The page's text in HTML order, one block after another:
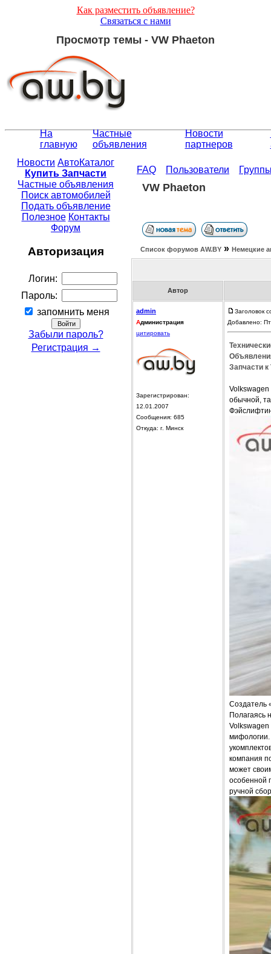
Как разместить объявление?
Связаться с нами
Просмотр темы - VW Phaeton
На
главную
Частные
объявления
Новости
партнеров
Новости АвтоКаталог
Купить Запчасти
Частные объявления
Поиск автомобилей
Подать объявление
Полезное Контакты
Форум
Авторизация
Логин:
Пароль:
запомнить меня
Забыли пароль?
Регистрация →
FAQ Пользователи
VW Phaeton
Список форумов АW.BY » Немецкие
Автор
admin
Администрация
цитировать
Зарегистрирован:
12.01.2007
Сообщения: 685
Откуда: г. Минск
Заголовок
Добавлено:
Запчасти
обычной,
Создатель
Полагаясь
Volkswagen
мифологии.
компания
может
особенной
ручной